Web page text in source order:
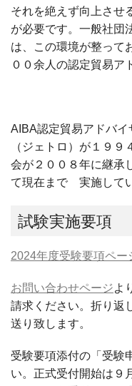
それを絶えず向上させ
が必要です。一般社団
は、この環境が整って
００余人の認定貿易ア
AIBA認定貿易アドバ
（ジェトロ）が１９
会が２００８年に継承
て現在まで 実施して
試験実施要項
2024年度受験要項ペー
お問い合わせページよ
請求ください。折り返
送り致します。
受験要項添付の「受験
い。正式受付開始は９